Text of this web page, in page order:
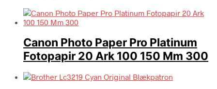
Canon Photo Paper Pro Platinum
Fotopapir 20 Ark 100 150 Mm 300